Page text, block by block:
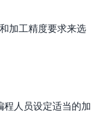
加工精度要求来选
人员设定适当的加